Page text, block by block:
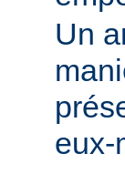
Un
eux-